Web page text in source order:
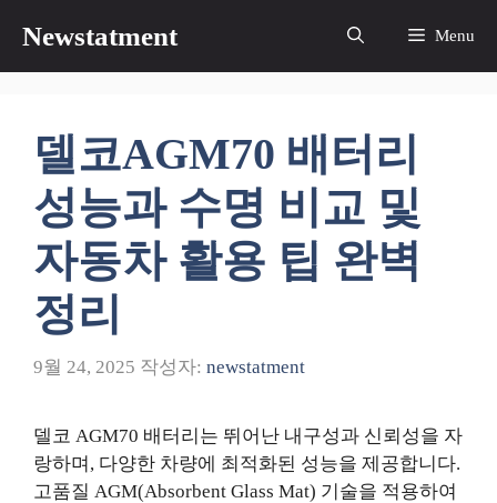
츠
Newstatment Menu
델코AGM70 배터리
성능과 수명 비교 및
자동차 활용 팁 완벽
정리
9월 24, 2025 작성자: newstatment
델코 AGM70 배터리는 뛰어난 내구성과 신뢰성을 자
랑하며, 다양한 차량에 최적화된 성능을 제공합니다.
고품질 AGM(Absorbent Glass Mat) 기술을 적용하여